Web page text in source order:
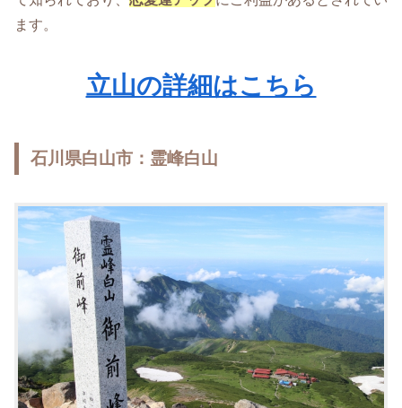
ます。
立山の詳細はこちら
石川県白山市：霊峰白山